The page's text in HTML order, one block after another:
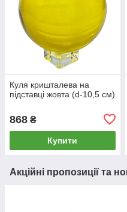
Куля кришталева на
підставці жовта (d-10,5 см)
868 ₴
Купити
Акційні пропозиції та